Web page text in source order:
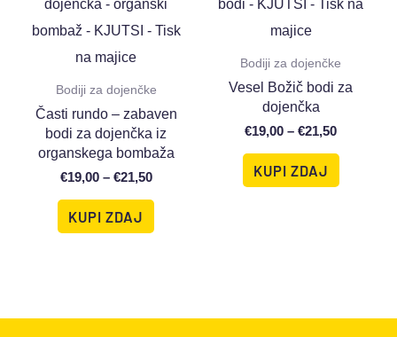
Bodiji za dojenčke
Časti rundo – zabaven
bodi za dojenčka iz
organskega bombaža
€19,00 – €21,50
KUPI ZDAJ
Bodiji za dojenčke
Vesel Božič bodi za
dojenčka
€19,00 – €21,50
KUPI ZDAJ